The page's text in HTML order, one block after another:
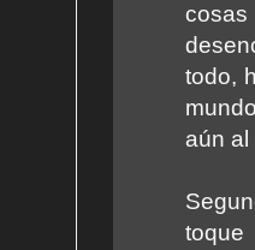
todo,
aún al
toque